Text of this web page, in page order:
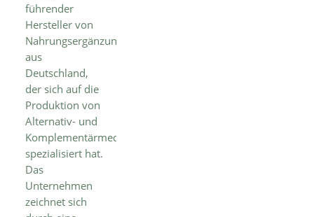
führender
Hersteller von
Nahrungsergänzungsmitteln
aus
Deutschland,
der sich auf die
Produktion von
Alternativ- und
Komplementärmedizin
spezialisiert hat.
Das
Unternehmen
zeichnet sich